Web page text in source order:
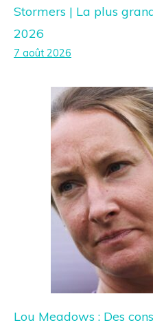
Stormers | La plus
2026
7 août 2026
Lou Meadows : Des